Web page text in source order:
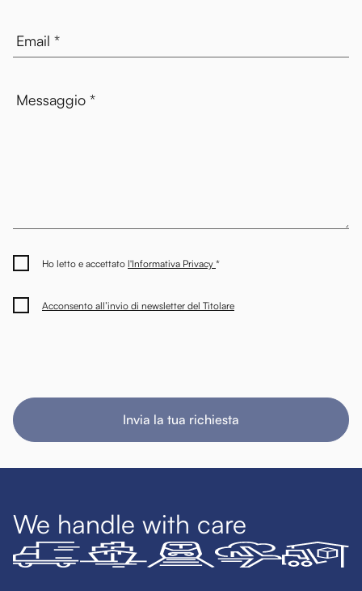
Ho letto e accettato l'Informativa Privacy *
Acconsento all’invio di newsletter del Titolare
Invia la tua richiesta
We handle with care